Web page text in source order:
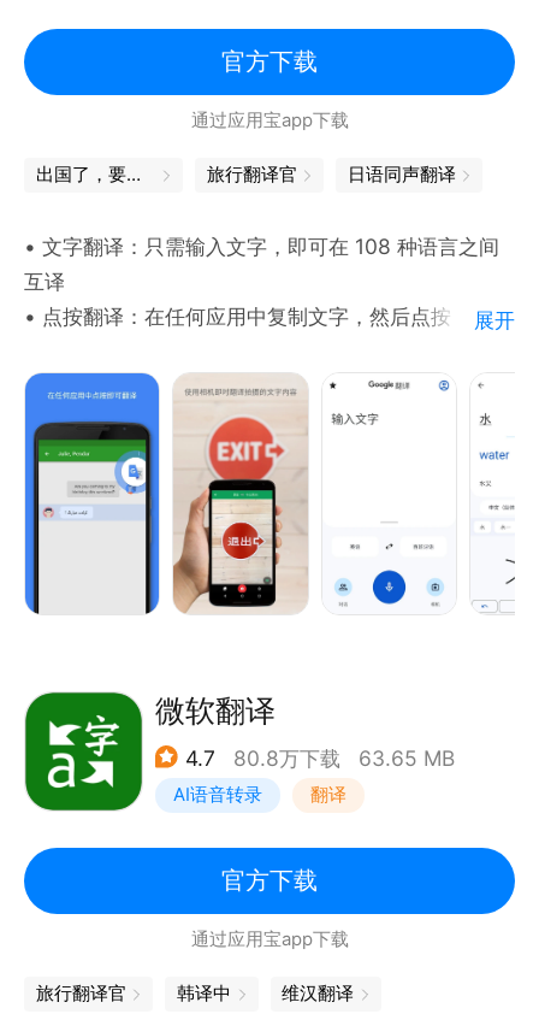
* 全能生词本 | 收藏词句轻松复习；
--------------------
我们渴望听到你的反馈！
如果你有任何建议或问题，可以发送邮件到
translate@tencent.com。
官方下载
通过应用宝app下载
出国了，要准备些什么 旅行翻译官 日语同声翻译
• 文字翻译：只需输入文字，即可在 108 种语言之间
互译
• 点按翻译：在任何应用中复制文字，然后点按
• 离线翻译：无需连接到互联网即可翻译（支持 59 种
语言）
• 即时相机翻译：只需将相机镜头对准相应图片就能即
时翻译图片中的文字（支持 94 种语言）
• 照片翻译：拍摄或导入照片即可获取优质翻译（支持
• 对话翻译：实时翻译双语对话（支持 70 种语言）
• 翻译收藏夹：点击星标收藏翻译的内容，以供日后参
考（不限语言）
• 跨设备同步：登录即可在应用和桌面设备之间同步翻
译收藏夹
的内容（支持 8 种语言）
支持下列语言之间的互译：
阿尔巴尼亚语、阿拉伯语、阿姆哈拉语、阿萨姆语、阿
展开
微软翻译
4.7 80.8万下载 63.65 MB
AI语音转录 翻译
官方下载
通过应用宝app下载
旅行翻译官 韩译中 维汉翻译